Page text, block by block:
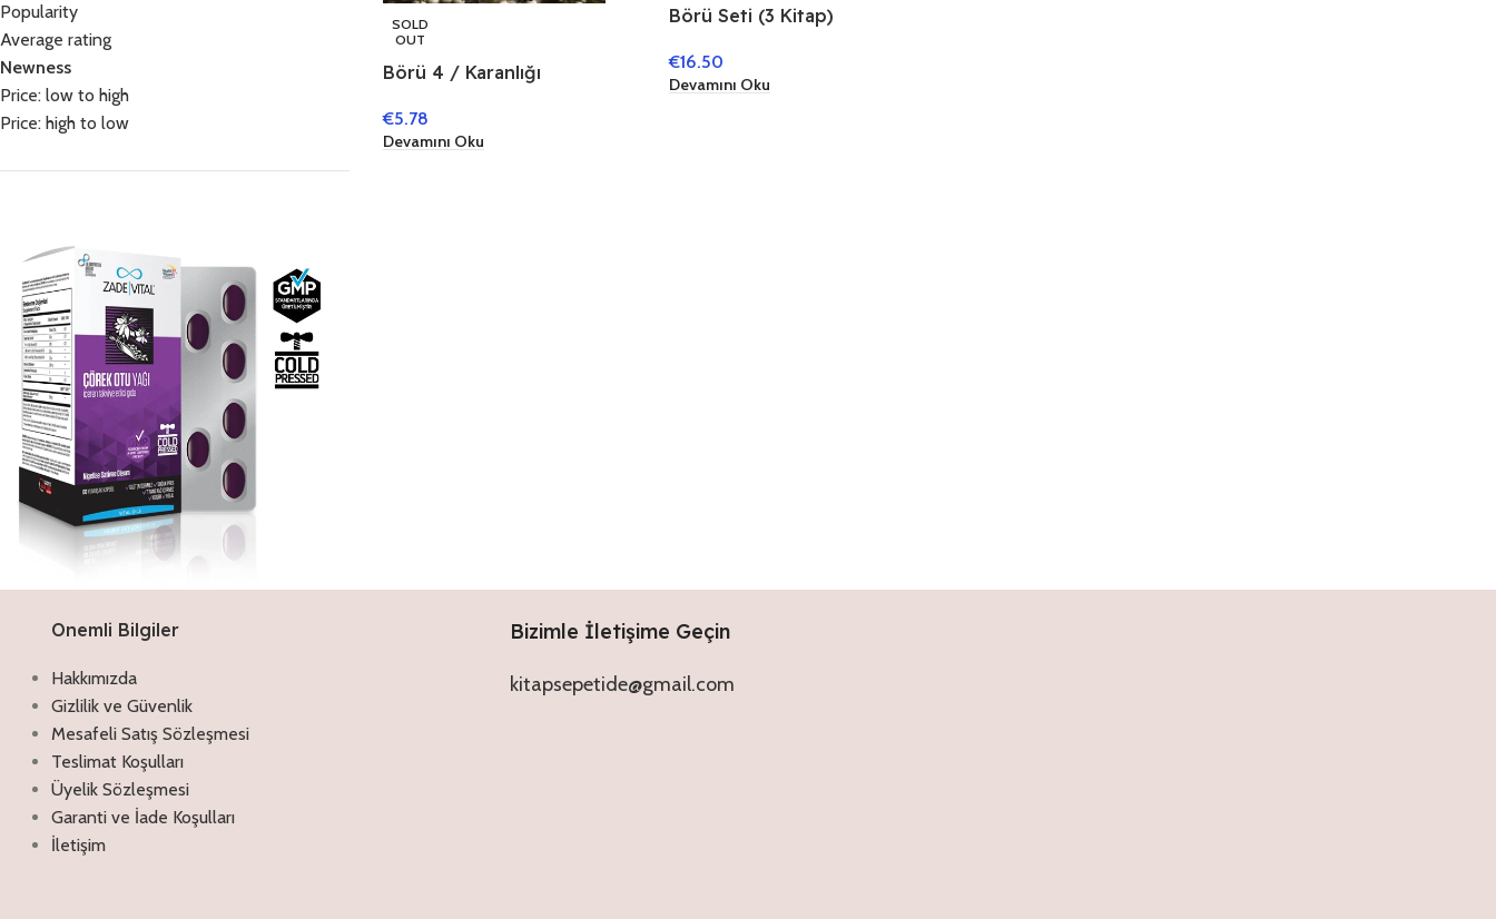
Popularity
Average rating
Newness
Price: low to high
Price: high to low
Discount off 20%
Çörekotu Yağı Kapsül
Antimikrobiyal ve antioksidan
özellikleriyle akne, egzama, sedef gibi
rahatsızlıklar için tercih edilebilir. Kıl veya
gözeneklerin tıkanmasıyla oluşan
komedonları oluşturma etkisi olmadığı
için rahatlıkla kullanılabilir. İçeriğindeki
vitamin ve mineraller sayesinde cilt
yenilenmesine yardımcı olur
SOLD
OUT
Börü 4 / Karanlığı
€5.78
Devamını Oku
Börü Seti (3 Kitap)
€16.50
Devamını Oku
Onemli Bilgiler
Hakkımızda
Gizlilik ve Güvenlik
Mesafeli Satış Sözleşmesi
Teslimat Koşulları
Üyelik Sözleşmesi
Garanti ve İade Koşulları
İletişim
Bizimle İletişime Geçin
kitapsepetide@gmail.com